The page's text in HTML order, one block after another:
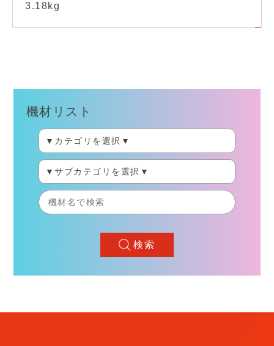
3.18kg
機材リスト
検索